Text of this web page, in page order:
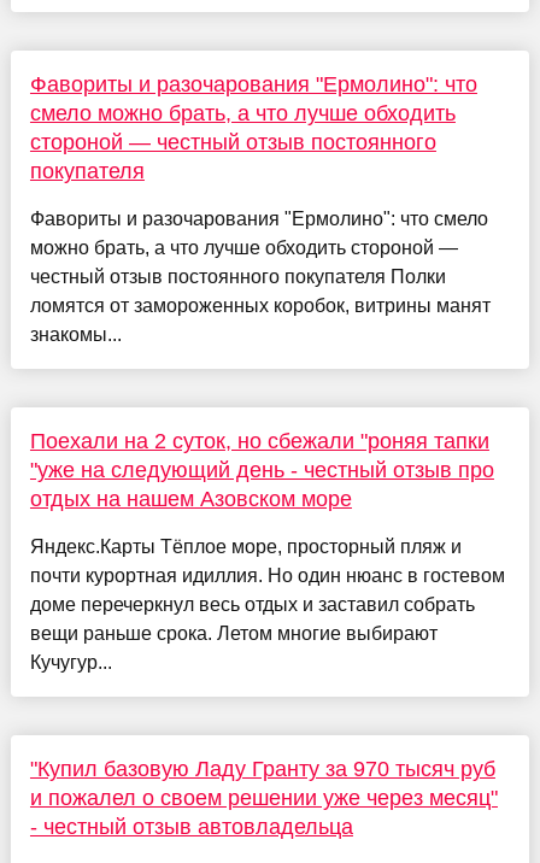
Фавориты и разочарования "Ермолино": что
смело можно брать, а что лучше обходить
стороной — честный отзыв постоянного
покупателя
Фавориты и разочарования "Ермолино": что смело
можно брать, а что лучше обходить стороной —
честный отзыв постоянного покупателя Полки
ломятся от замороженных коробок, витрины манят
знакомы...
Поехали на 2 суток, но сбежали "роняя тапки
"уже на следующий день - честный отзыв про
отдых на нашем Азовском море
Яндекс.Карты Тёплое море, просторный пляж и
почти курортная идиллия. Но один нюанс в гостевом
доме перечеркнул весь отдых и заставил собрать
вещи раньше срока. Летом многие выбирают
Кучугур...
"Купил базовую Ладу Гранту за 970 тысяч руб
и пожалел о своем решении уже через месяц"
- честный отзыв автовладельца